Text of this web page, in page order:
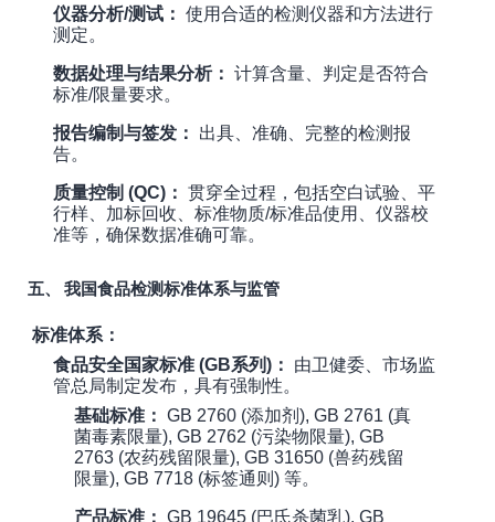
仪器分析/测试： 使用合适的检测仪器和方法进行
测定。
数据处理与结果分析： 计算含量、判定是否符合
标准/限量要求。
报告编制与签发：
出具、准确、完整的检测报
告。
质量控制 (QC)： 贯穿全过程，包括空白试验、平
行样、加标回收、标准物质/标准品使用、仪器校
准等，确保数据准确可靠。
五、 我国食品检测标准体系与监管
标准体系：
食品安全国家标准 (GB系列)：
由卫健委、市场监
管总局制定发布，具有强制性。
基础标准： GB 2760 (添加剂), GB 2761 (真
菌毒素限量), GB 2762 (污染物限量), GB
2763 (农药残留限量), GB 31650 (兽药残留
限量), GB 7718 (标签通则) 等。
产品标准： GB 19645 (巴氏杀菌乳), GB